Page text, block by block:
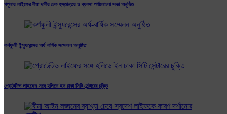
পপুলার লাইফের বীমা দাবীর চেক হস্তান্তর ও ব্যবসা পর্যালোচনা সভা অনুষ্ঠিত
কর্ণফুলী ইন্স্যুরেন্সের অর্ধ-বার্ষিক সম্মেলন অনুষ্ঠিত
প্রোটেক্টিভ লাইফের সঙ্গে হলিডে ইন ঢাকা সিটি সেন্টারের চুক্তি